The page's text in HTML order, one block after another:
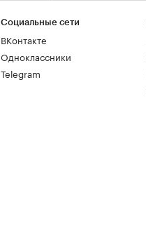
Социальные сети
ВКонтакте
Одноклассники
Telegram